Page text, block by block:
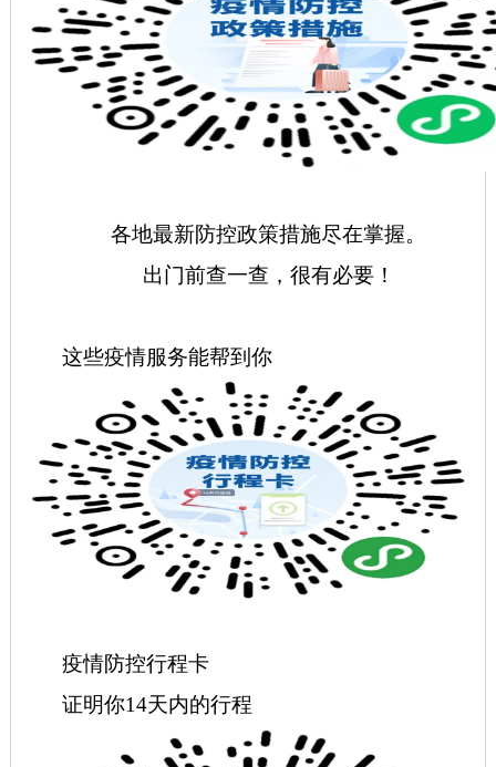
各地最新防控政策措施尽在掌握。
出门前查一查，很有必要！
这些疫情服务能帮到你
疫情防控行程卡
证明你14天内的行程